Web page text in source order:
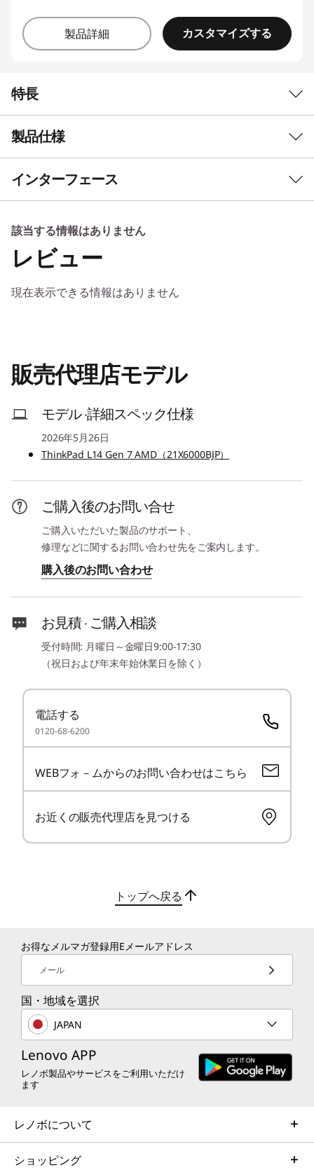
製品詳細 カスタマイズする
特長
現代のワークフローを支
える、信頼のパートナー
ThinkPad L14 Gen 7は、現代のプロフェッショ
ナル向けに設計されており、日常業務のワークフ
ローを効率化する14型ノートCです。AMD
ラフィックスを搭載し、複雑なタスクも卓越した
Copilot + エクスペリエンス
のステージへ
ThinkPad L14 Gen 7は、高度なAI機能によって支
たなレベルへ引き上げます。リアルタイムの提案
機能、定型業務の自動化、さらにワークフローに
合わせたパーソナライズされたインサイトを提供
します。さらに、Copilot+ はユーザーのニーズに
応じて適応し、タスク管理を最適化することで、
1日を通した高い生産性を実現します。
高度な保護機能とプライバシー
信頼できるセキュリティ
ThinkShieldの高度なセキュリティソリューショ
ンによるマルチレベル保護機能を備えています。
（TPM）により、重要なデータを暗号化します。
証により、安全なアクセスを実現します。さら
製品仕様
その他のエディション選択可能
プロセッサー*
AMD Ryzen™ AI 7 Pro 450 モバイル・プロセッサー
AMD Ryzen™ AI 7 445 モバイル・プロセッサー
セキュリティ・チップ(TPM)
その他のセキュリティ機能
パワーオン パスワード、ハードディスク パスワード、ス
スロット: 8GB/16GB/32GB 最大64GB
メモリースロット数
ストレージ*
256GB/512GB/1TB/2TB SSD
なし
ビデオ・チップ
APU内蔵(AMD Radeon™ 860M グラフィックス)
APU内蔵(AMD Radeon™ 840M グラフィックス)
ディスプレイ*
16.0型 WUXGA IPS液晶(1920 x 1200)、省電力、光沢なし
16.0型 WUXGA IPS液晶(1920 x 1200)、マルチタッチ対
USB 3.2 Gen 1 x1
USB 2.0 x1
HDMI
マイクロホン/ヘッドホン・コンボ・ジャック
RJ-45
ワイヤレスWAN*
対応(4G LTE)
Wi-Fi 7対応 (IEEE802.11 be/ax/ac/a/b/g/n準拠)
Bluetooth****
インターフェース
1- イーサネット・コネクター (RJ-45)
Thunderbolt 4(Type-C/USB PD/DP Alt Mode)
3- HDMI
USB 5Gbps (Type-A/USB 3.2 Gen 1/Always On)
6- マイクロホン/ヘッドホン・コンボ・ジャック
USB 5Gbps (Type-C/USB 3.2 Gen 1)
ケーブルロックスロット
該当する情報はありません
レビュー
現在表示できる情報はありません
販売代理店モデル
モデル ·詳細スペック仕様
2026年5月26日
ThinkPad L14 Gen 7 AMD（21X6000BJP）
ご購入後のお問い合せ
ご購入いただいた製品のサポート、
修理などに関するお問い合わせ先をご案内します。
購入後のお問い合わせ
お見積 · ご購入相談
受付時間: 月曜日～金曜日9:00-17:30
（祝日および年末年始休業日を除く）
電話する
0120-68-6200
WEBフォ－ムからのお問い合わせはこちら
お近くの販売代理店を見つける
トップへ戻る
お得なメルマガ登録用Eメールアドレス
メール
国・地域を選択
JAPAN
Lenovo APP
レノボ製品やサービスをご利用いただけ
ます
レノボについて
ショッピング